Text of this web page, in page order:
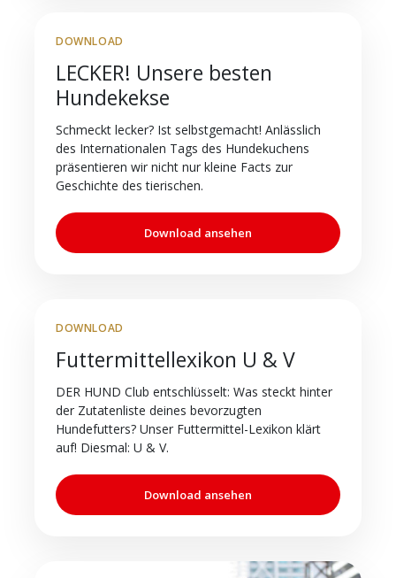
DOWNLOAD
LECKER! Unsere besten
Hundekekse
Schmeckt lecker? Ist selbstgemacht! Anlässlich
des Internationalen Tags des Hundekuchens
präsentieren wir nicht nur kleine Facts zur
Geschichte des tierischen.
Download ansehen
DOWNLOAD
Futtermittellexikon U & V
DER HUND Club entschlüsselt: Was steckt hinter
der Zutatenliste deines bevorzugten
Hundefutters? Unser Futtermittel-Lexikon klärt
auf! Diesmal: U & V.
Download ansehen